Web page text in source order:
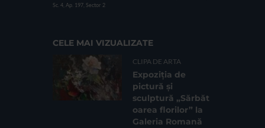
Sc. 4, Ap. 197, Sector 2
CELE MAI VIZUALIZATE
CLIPA DE ARTA
Expoziția de
pictură și
sculptură „Sărbăt
oarea florilor” la
Galeria Romană